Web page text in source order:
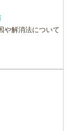
や解消法について